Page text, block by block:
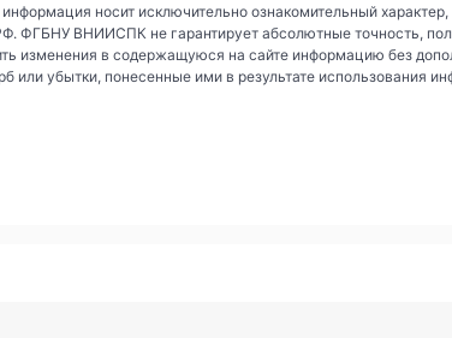
носит исключительно ознакомительный
ФГБНУ ВНИИСПК не гарантирует абсолютные точность,
изменения в содержащуюся на сайте информацию без
или убытки, понесенные ими в результате использования